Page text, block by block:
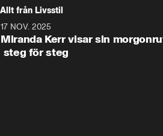
Allt från Livsstil
17 NOV. 2025
Miranda Kerr visar sin
steg för steg